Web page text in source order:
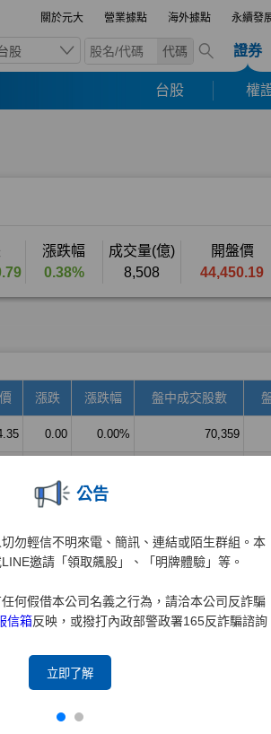
關於元大 營業據點 海外據點 永續發
股 代碼 證券
台股 權
公告
勿輕信不明來電、簡訊、連結或陌生群組。本
邀請「領取飆股」、「明牌體驗」等。
何假借本公司名義之行為，請洽本公司反詐騙
信箱反映，或撥打內政部警政署165反詐騙諮詢
立即了解